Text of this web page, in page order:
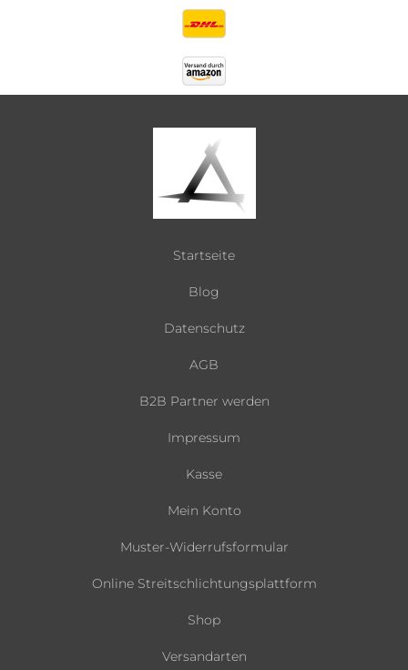
Startseite
Blog
Datenschutz
AGB
B2B Partner werden
Impressum
Kasse
Mein Konto
Muster-Widerrufsformular
Online Streitschlichtungsplattform
Shop
Versandarten